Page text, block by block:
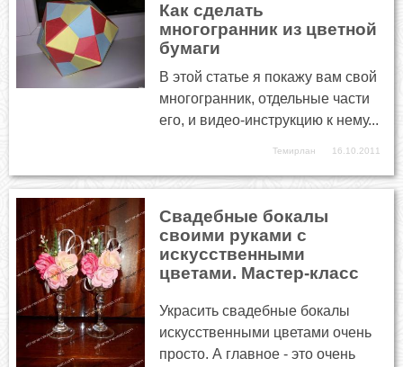
Как сделать
многогранник из цветной
бумаги
В этой статье я покажу вам свой
многогранник, отдельные части
его, и видео-инструкцию к нему...
Темирлан 16.10.2011
Свадебные бокалы
своими руками с
искусственными
цветами. Мастер-класс
Украсить свадебные бокалы
искусственными цветами очень
просто. А главное - это очень